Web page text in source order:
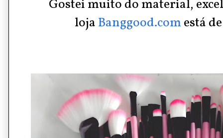
Gostei muito do material,
lojaBanggood.comestá